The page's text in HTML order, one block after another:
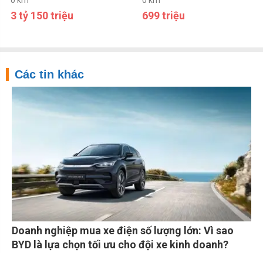
3 tỷ 150 triệu 699 triệu
Các tin khác
Doanh nghiệp mua xe điện số lượng lớn: Vì sao
BYD là lựa chọn tối ưu cho đội xe kinh doanh?